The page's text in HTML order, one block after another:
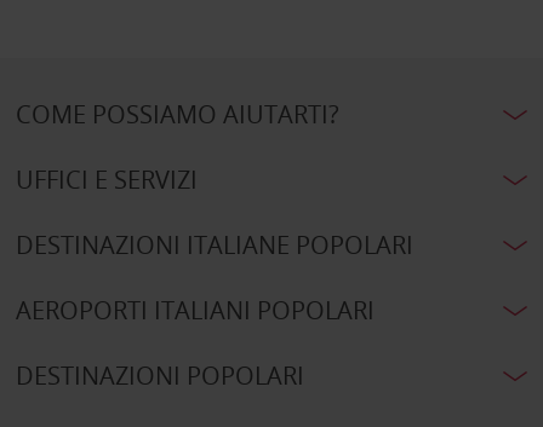
COME POSSIAMO AIUTARTI?
UFFICI E SERVIZI
DESTINAZIONI ITALIANE POPOLARI
AEROPORTI ITALIANI POPOLARI
DESTINAZIONI POPOLARI